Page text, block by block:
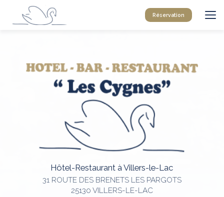
contenu
Réservation
Hôtel-Restaurant à Villers-le-Lac
31 ROUTE DES BRENETS LES PARGOTS
25130 VILLERS-LE-LAC